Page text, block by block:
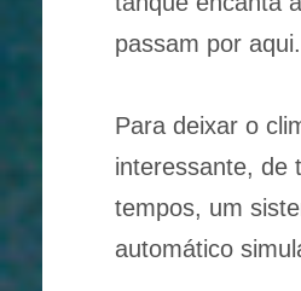
passam por aqui.
Para deixar o
interessante, de
tempos, um
automático